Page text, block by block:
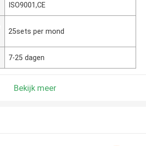
ISO9001,CE
25sets per mond
7-25 dagen
Bekijk meer